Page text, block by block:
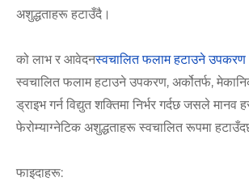
अशुद्धताहरू हटाउँदै।
को लाभ र आवेदनस्वचालित फलाम हटाउने उपकरण
स्वचालित फलाम हटाउने उपकरण, अर्कोतर्फ,
ड्राइभ गर्न विद्युत शक्तिमा निर्भर गर्दछ जसले मानव
फेरोम्याग्नेटिक अशुद्धताहरू स्वचालित रूपमा
फाइदाहरू: